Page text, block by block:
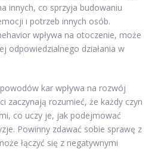
innych, co sprzyja budowaniu
i potrzeb innych osób.
wpływa na otoczenie, może
odpowiedzialnego działania w
kar wpływa na rozwój
zaczynają rozumieć, że każdy czyn
co uczy je, jak podejmować
Powinny zdawać sobie sprawę z
łączyć się z negatywnymi